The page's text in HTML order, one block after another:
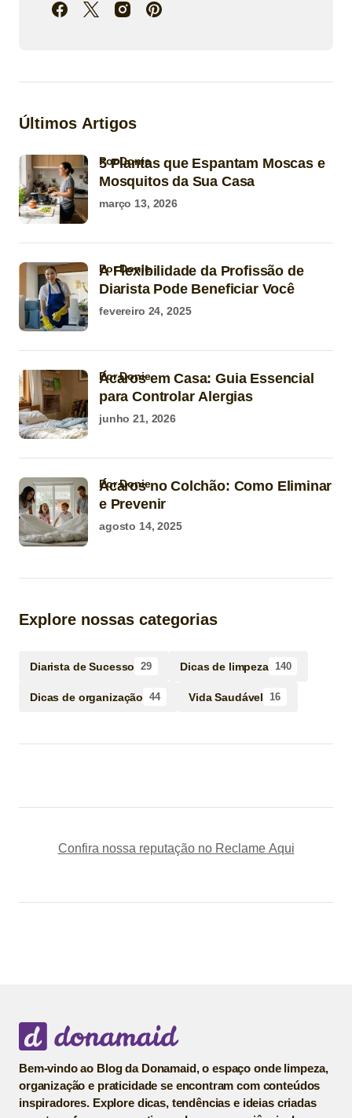
Últimos Artigos
5 Plantas que Espantam Moscas e
Mosquitos da Sua Casa
por Donie
março 13, 2026
A Flexibilidade da Profissão de
Diarista Pode Beneficiar Você
por Donie
fevereiro 24, 2025
Ácaros em Casa: Guia Essencial
para Controlar Alergias
por Donie
junho 21, 2026
Ácaros no Colchão: Como Eliminar
e Prevenir
por Donie
agosto 14, 2025
Explore nossas categorias
Diarista de Sucesso 29 Dicas de limpeza 140
Dicas de organização 44 Vida Saudável 16
Confira nossa reputação no Reclame Aqui
Bem-vindo ao Blog da Donamaid, o espaço onde limpeza,
organização e praticidade se encontram com conteúdos
inspiradores. Explore dicas, tendências e ideias criadas